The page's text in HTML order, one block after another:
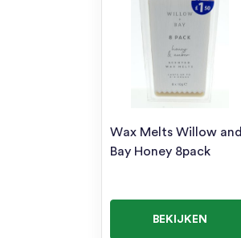
Wax Melts Willow and
Bay Honey 8pack
BEKIJKEN